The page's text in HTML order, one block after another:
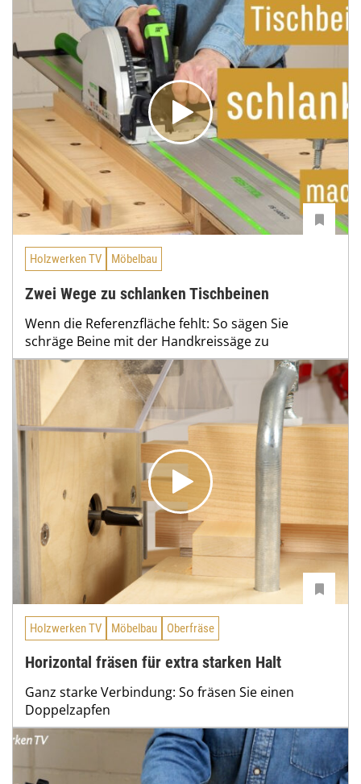
Holzwerken TV Möbelbau
Zwei Wege zu schlanken Tischbeinen
Wenn die Referenzfläche fehlt: So sägen Sie
schräge Beine mit der Handkreissäge zu
Holzwerken TV Möbelbau Oberfräse
Horizontal fräsen für extra starken Halt
Ganz starke Verbindung: So fräsen Sie einen
Doppelzapfen